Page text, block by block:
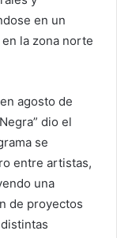
en un
la zona norte
agosto de
dio el
se
entre artistas,
una
de proyectos